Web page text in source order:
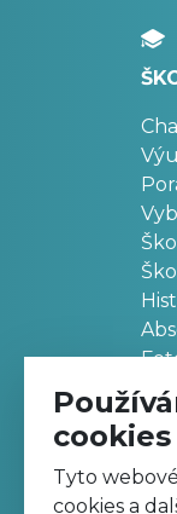
cookies
Tyto
cookies a